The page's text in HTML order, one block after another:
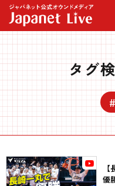
タグ
優